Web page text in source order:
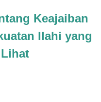
Keajaiban
Ilahi yang